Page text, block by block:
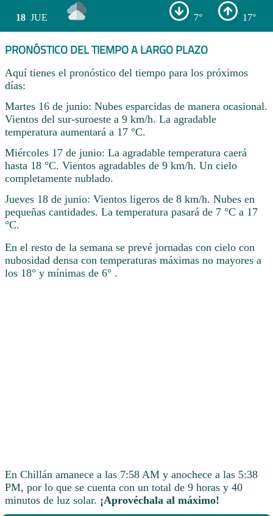
18 JUE 7° 17°
PRONÓSTICO DEL TIEMPO A LARGO PLAZO
Aquí tienes el pronóstico del tiempo para los próximos
días:
Martes 16 de junio: Nubes esparcidas de manera ocasional.
Vientos del sur-suroeste a 9 km/h. La agradable
temperatura aumentará a 17 °C.
Miércoles 17 de junio: La agradable temperatura caerá
hasta 18 °C. Vientos agradables de 9 km/h. Un cielo
completamente nublado.
Jueves 18 de junio: Vientos ligeros de 8 km/h. Nubes en
pequeñas cantidades. La temperatura pasará de 7 °C a 17
°C.
En el resto de la semana se prevé jornadas con cielo con
nubosidad densa con temperaturas máximas no mayores a
los 18° y mínimas de 6° .
En Chillán amanece a las 7:58 AM y anochece a las 5:38
PM, por lo que se cuenta con un total de 9 horas y 40
minutos de luz solar. ¡Aprovéchala al máximo!